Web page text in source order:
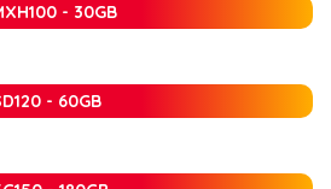
- 30GB
- 60GB